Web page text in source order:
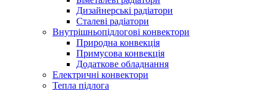
Дизайнерські радіатори
Сталеві радіатори
Внутрішньопідлогові конвектори
Природна конвекція
Примусова конвекція
Додаткове обладнання
Електричні конвектори
Тепла підлога